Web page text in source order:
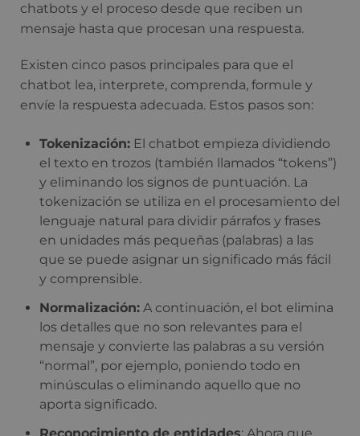
chatbots y el proceso desde que reciben un
mensaje hasta que procesan una respuesta.
Existen cinco pasos principales para que el
chatbot lea, interprete, comprenda, formule y
envíe la respuesta adecuada. Estos pasos son:
Tokenización: El chatbot empieza dividiendo
el texto en trozos (también llamados “tokens”)
y eliminando los signos de puntuación. La
tokenización se utiliza en el procesamiento del
lenguaje natural para dividir párrafos y frases
en unidades más pequeñas (palabras) a las
que se puede asignar un significado más fácil
y comprensible.
Normalización: A continuación, el bot elimina
los detalles que no son relevantes para el
mensaje y convierte las palabras a su versión
“normal”, por ejemplo, poniendo todo en
minúsculas o eliminando aquello que no
aporta significado.